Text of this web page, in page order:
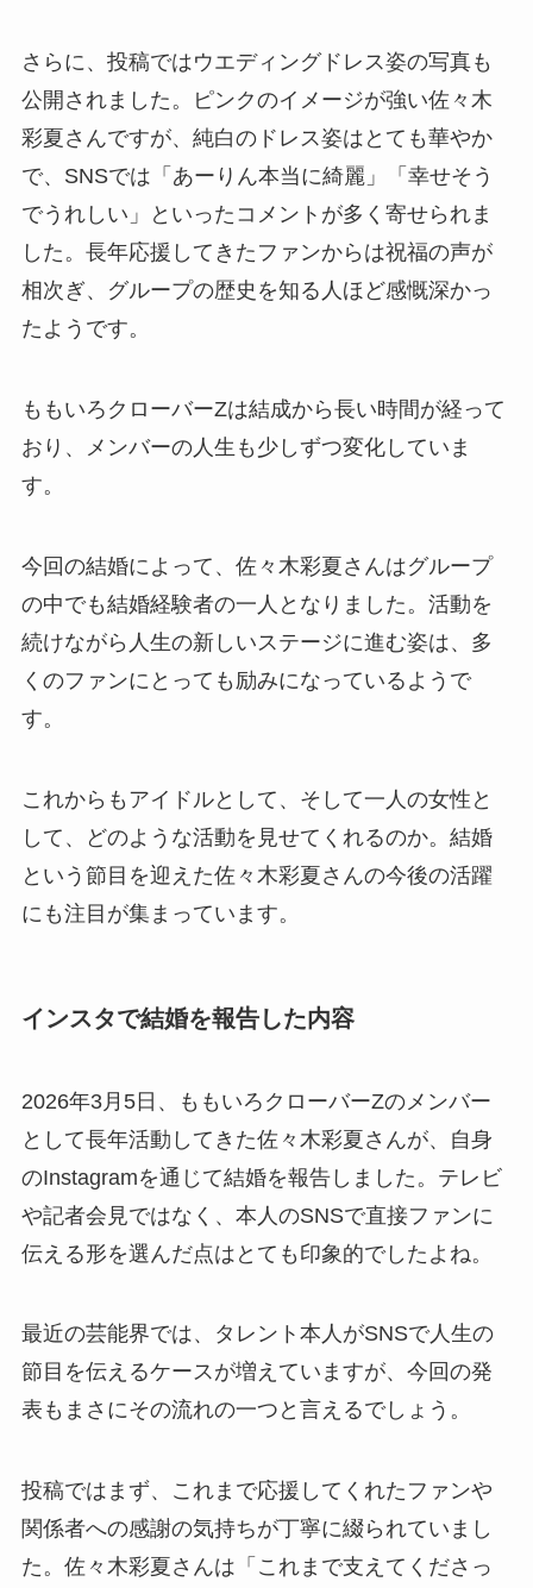
さらに、投稿ではウエディングドレス姿の写真も
公開されました。ピンクのイメージが強い佐々木
彩夏さんですが、純白のドレス姿はとても華やか
で、SNSでは「あーりん本当に綺麗」「幸せそう
でうれしい」といったコメントが多く寄せられま
した。長年応援してきたファンからは祝福の声が
相次ぎ、グループの歴史を知る人ほど感慨深かっ
たようです。
ももいろクローバーZは結成から長い時間が経って
おり、メンバーの人生も少しずつ変化していま
す。
今回の結婚によって、佐々木彩夏さんはグループ
の中でも結婚経験者の一人となりました。活動を
続けながら人生の新しいステージに進む姿は、多
くのファンにとっても励みになっているようで
す。
これからもアイドルとして、そして一人の女性と
して、どのような活動を見せてくれるのか。結婚
という節目を迎えた佐々木彩夏さんの今後の活躍
にも注目が集まっています。
インスタで結婚を報告した内容
2026年3月5日、ももいろクローバーZのメンバー
として長年活動してきた佐々木彩夏さんが、自身
のInstagramを通じて結婚を報告しました。テレビ
や記者会見ではなく、本人のSNSで直接ファンに
伝える形を選んだ点はとても印象的でしたよね。
最近の芸能界では、タレント本人がSNSで人生の
節目を伝えるケースが増えていますが、今回の発
表もまさにその流れの一つと言えるでしょう。
投稿ではまず、これまで応援してくれたファンや
関係者への感謝の気持ちが丁寧に綴られていまし
た。佐々木彩夏さんは「これまで支えてくださっ